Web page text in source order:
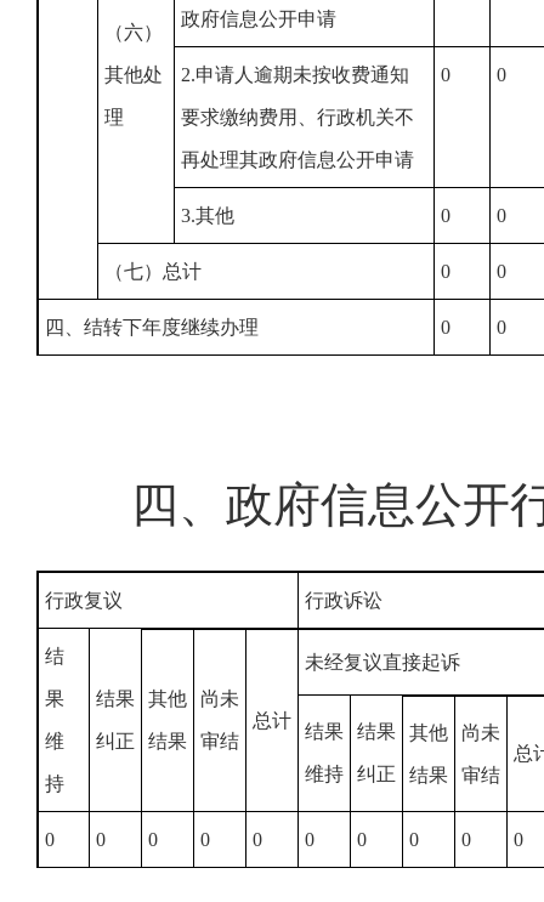
（六）
其他处
理
政府信息公开申请
2.申请人逾期未按收费通知
要求缴纳费用、行政机关不
再处理其政府信息公开申请
0 0
3.其他 0 0
（七）总计 0 0
四、结转下年度继续办理 0 0
四、政府信息公开
行政复议 行政诉讼
结
果
维
持
结果
纠正
其他
结果
尚未
审结
总计
未经复议直接起诉
结果
维持
结果
纠正
其他
结果
尚未
审结
总
0 0 0 0 0 0 0 0 0 0